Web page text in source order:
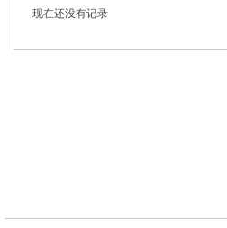
现在还没有记录